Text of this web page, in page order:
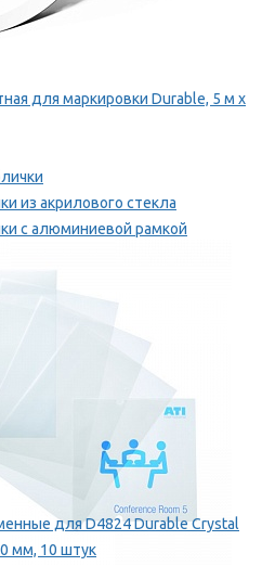
для маркировки Durable, 5 м х
из акрилового стекла
с алюминиевой рамкой
для D4824 Durable Crystal
мм, 10 штук